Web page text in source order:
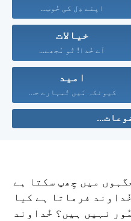
اپنے دِل کی خُوب...
خیالات
اَے خُدا! تُو مُجھے...
امید
کیونکہ مَیں تُمہارے حق...
میں چِھپ سکتا ہے
فرماتا ہے کیا
نہیں ہیں؟ خُداوند